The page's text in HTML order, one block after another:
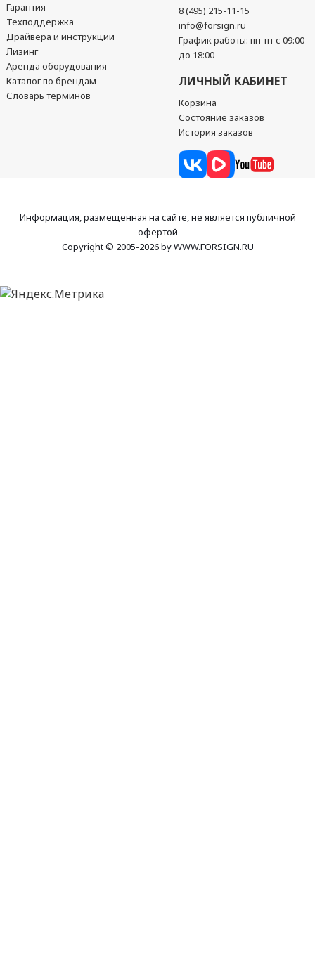
Гарантия
Техподдержка
Драйвера и инструкции
Лизинг
Аренда оборудования
Каталог по брендам
Словарь терминов
8 (495) 215-11-15
info@forsign.ru
График работы: пн-пт с 09:00
до 18:00
ЛИЧНЫЙ КАБИНЕТ
Корзина
Состояние заказов
История заказов
Информация, размещенная на сайте, не является публичной
офертой
Copyright © 2005-2026 by WWW.FORSIGN.RU